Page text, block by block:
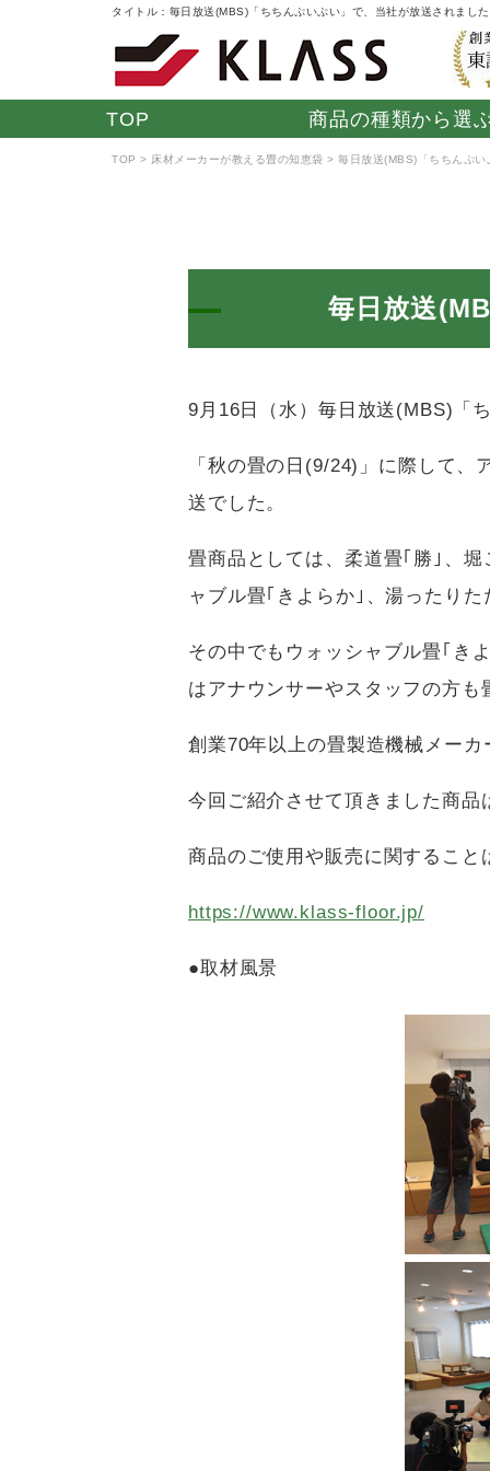
タイトル：毎日放送(MBS)「ちちんぷいぷい」で、当社が放送されました
TOP 商品の種類から選
ラバーマット
「き
防水ソフト畳
湯上がりたたみ
モダン
ジムパッド 緩衝畳
床暖
床材「マルチスポ
ト「アスレチック
「ト
設
浴施設
オフィス
TOP 床材メーカーが教える畳の知恵袋 毎日放送(MBS)「ちちんぷい
毎日放送
9月16日（水）毎日放送(MBS)「
「秋の畳の日(9/24)」に際して
送でした。
畳商品としては、柔道畳｢勝｣、
ャブル畳｢きよらか｣、湯ったりた
その中でもウォッシャブル畳｢き
はアナウンサーやスタッフの方
創業70年以上の畳製造機械メーカ
今回ご紹介させて頂きました商品
商品のご使用や販売に関すること
https://www.klass-floor.jp/
●取材風景